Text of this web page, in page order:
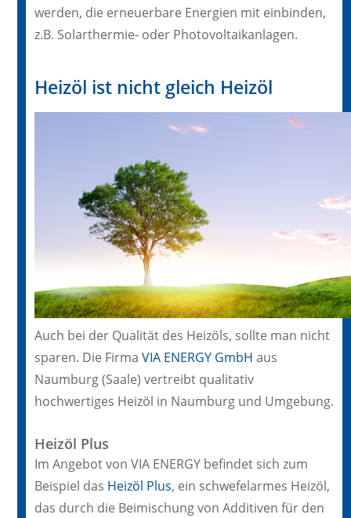
werden, die erneuerbare Energien mit einbinden,
z.B. Solarthermie- oder Photovoltaikanlagen.
Heizöl ist nicht gleich Heizöl
Auch bei der Qualität des Heizöls, sollte man nicht
sparen. Die Firma VIA ENERGY GmbH aus
Naumburg (Saale) vertreibt qualitativ
hochwertiges Heizöl in Naumburg und Umgebung.
Heizöl Plus
Im Angebot von VIA ENERGY befindet sich zum
Beispiel das Heizöl Plus, ein schwefelarmes Heizöl,
das durch die Beimischung von Additiven für den